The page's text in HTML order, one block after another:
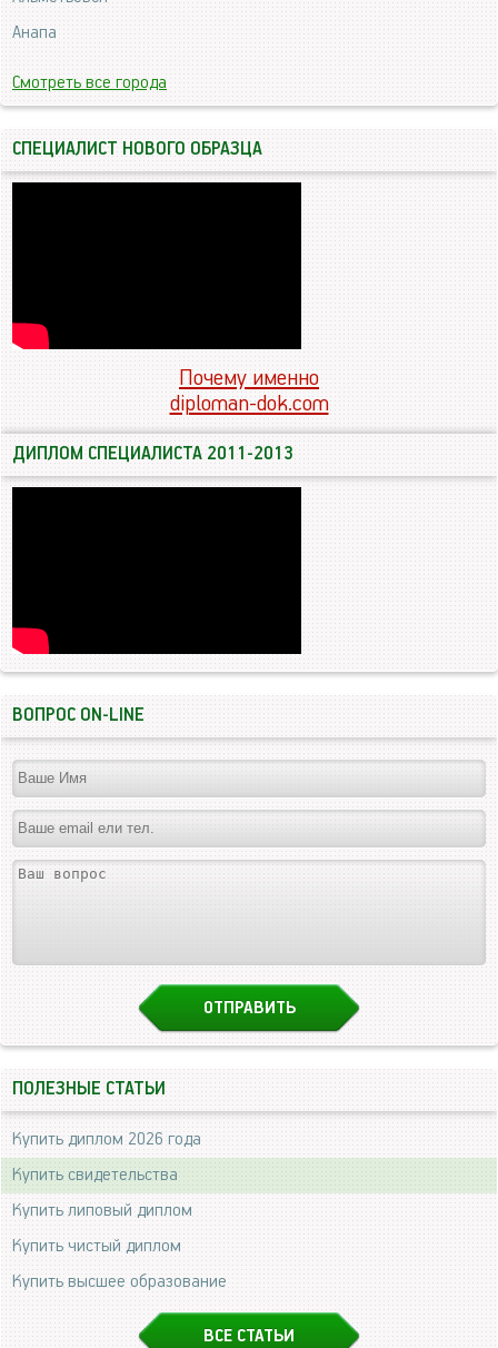
Анапа
Смотреть все города
СПЕЦИАЛИСТ НОВОГО ОБРАЗЦА
Почему именно
diploman-dok.com
ДИПЛОМ СПЕЦИАЛИСТА 2011-2013
ВОПРОС ON-LINE
ПОЛЕЗНЫЕ СТАТЬИ
Купить диплом 2026 года
Купить свидетельства
Купить липовый диплом
Купить чистый диплом
Купить высшее образование
ВСЕ СТАТЬИ